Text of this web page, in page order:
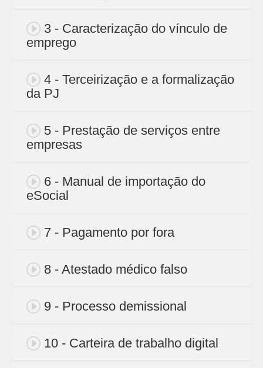
3 - Caracterização do vínculo de
emprego
4 - Terceirização e a formalização
da PJ
5 - Prestação de serviços entre
empresas
6 - Manual de importação do
eSocial
7 - Pagamento por fora
8 - Atestado médico falso
9 - Processo demissional
10 - Carteira de trabalho digital